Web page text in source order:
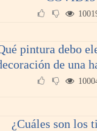
pintura debo
de una
¿Cuáles son los